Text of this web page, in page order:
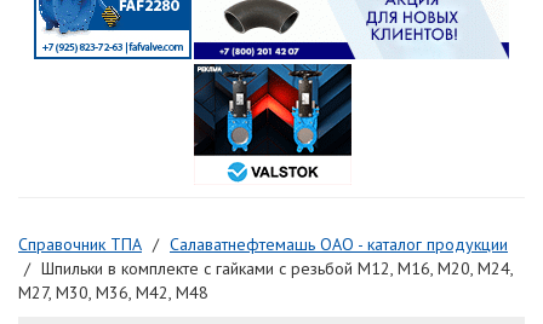
Справочник ТПА
Салаватнефтемашь ОАО - каталог продукции
Шпильки в комплекте с гайками с резьбой М12, М16, М20, М24,
М27, М30, М36, М42, М48